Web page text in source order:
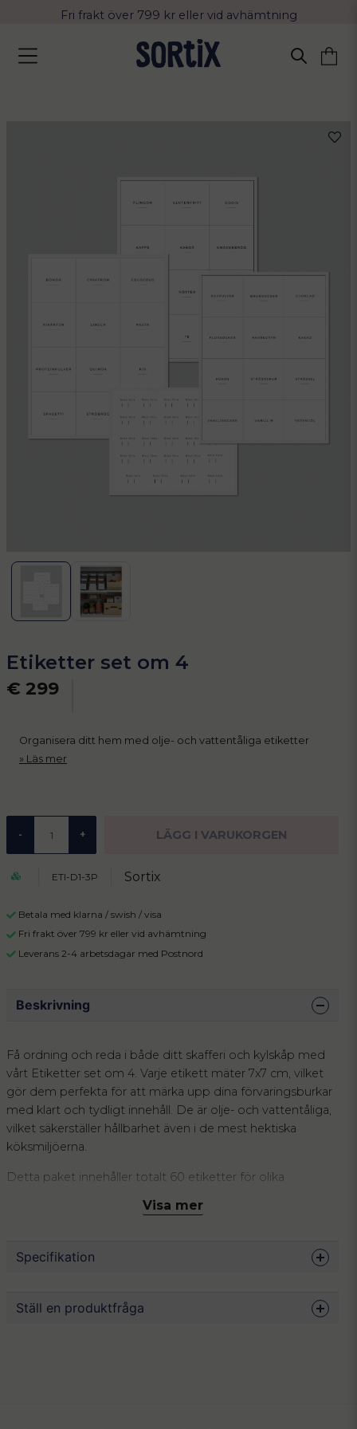
Fri frakt över 799 kr eller vid avhämtning
Leverans 2-4 arbetsdagar med Postnord
Etiketter set om 4
€ 299
Organisera ditt hem med olje- och vattentåliga etiketter
Läs mer
- + LÄGG I VARUKORGEN
ETI-D1-3P Sortix
Betala med klarna / swish / visa
Fri frakt över 799 kr eller vid avhämtning
Leverans 2-4 arbetsdagar med Postnord
Beskrivning
Få ordning och reda i både ditt skafferi och kylskåp med
vårt Etiketter set om 4. Varje etikett mäter 7x7 cm, vilket
gör dem perfekta för att märka upp dina förvaringsburkar
med klart och tydligt innehåll. De är olje- och vattentåliga,
vilket säkerställer hållbarhet även i de mest hektiska
köksmiljöerna.
Detta paket innehåller totalt 60 etiketter för olika
bästföre-etiketter. Etiketterna är designade med en stilren
Bläddra bland bilderna för att se de specifika kategorierna
som ingår.
Observera: Ej returrätt på etiketter.
Visa mer
Specifikation
Mått
7 x 7 cm
Ställ en produktfråga